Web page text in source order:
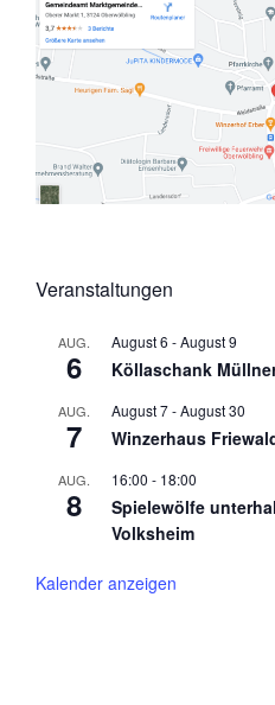
Veranstaltungen
AUG.
6
August 6 -August 9
Köllaschank
AUG.
7
August 7-August 30
Winzerhaus
AUG.
8
16:00 - 18:00
Spielewölfe
Volksheim
Kalender anzeigen